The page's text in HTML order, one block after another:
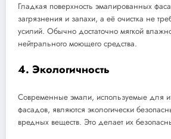
Гладкая поверхность эмалированных
загрязнения и запахи, а её очистка не
усилий. Обычно достаточно мягкой
нейтрального моющего средства.
4. Экологичность
Современные эмали, используемые для
фасадов, являются экологически
вредных веществ. Это делает их